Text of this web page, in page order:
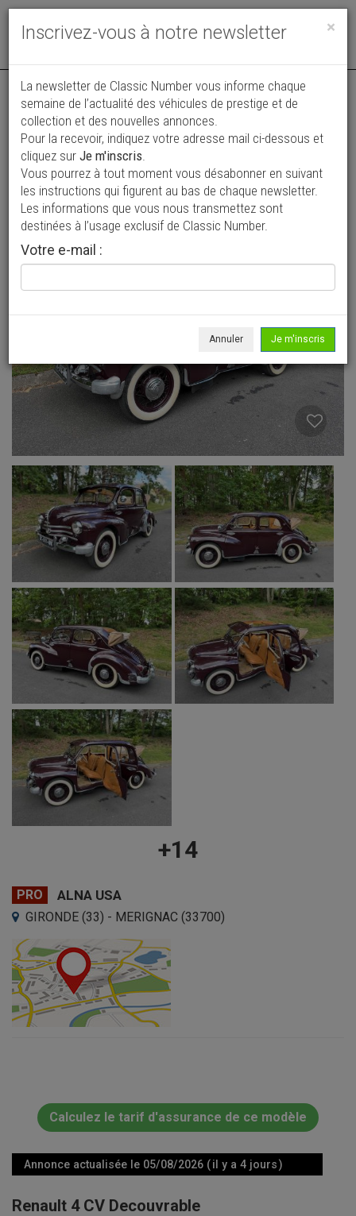
Toggle
Annonce actualisée le 05/08/2026 ( il y a 4 jours )
Renault 4 CV Decouvrable
35 900 €
1956 Découvrable 6 390 km
+14
PRO ALNA USA
GIRONDE (33) - MERIGNAC (33700)
Calculez le tarif d'assurance de ce modèle
Annonce actualisée le 05/08/2026 ( il y a 4 jours )
Renault 4 CV Decouvrable
×
Inscrivez-vous à notre newsletter
La newsletter de Classic Number vous informe chaque
semaine de l’actualité des véhicules de prestige et de
collection et des nouvelles annonces.
Pour la recevoir, indiquez votre adresse mail ci-dessous et
cliquez sur Je m'inscris.
Vous pourrez à tout moment vous désabonner en suivant
les instructions qui figurent au bas de chaque newsletter.
Les informations que vous nous transmettez sont
destinées à l’usage exclusif de Classic Number.
Votre e-mail :
Annuler Je m'inscris